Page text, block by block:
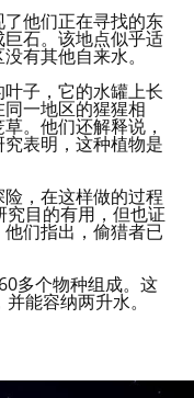
他们正在寻找的东
石。该地点似乎适
有其他自来水。
子，它的水罐上长
一地区的猩猩相
。他们还解释说，
表明，这种植物是
，在这样做的过程
目的有用，但也证
们指出，偷猎者已
多个物种组成。这
能容纳两升水。